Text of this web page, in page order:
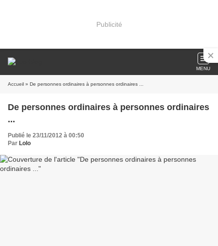
Publicité
MENU
Accueil » De personnes ordinaires à personnes ordinaires ...
De personnes ordinaires à personnes ordinaires
...
Publié le 23/11/2012 à 00:50
Par Lolo